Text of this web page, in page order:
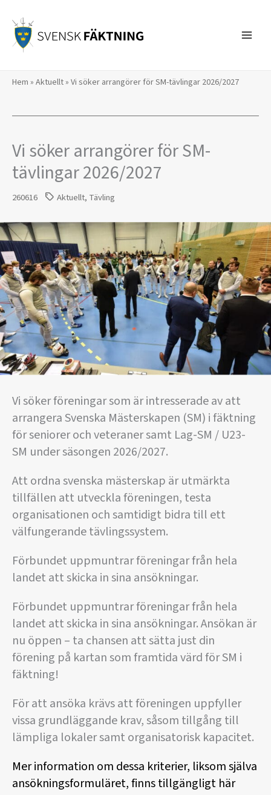
innehåll
Hem » Aktuellt» Vi söker arrangörer för SM-tävlingar 2026/2027
Vi söker arrangörer för SM-
tävlingar 2026/2027
260616 Aktuellt, Tävling
Vi söker föreningar som är intresserade av att
arrangera Svenska Mästerskapen (SM) i fäktning
för seniorer och veteraner samt Lag-SM / U23-
SM under säsongen 2026/2027.
Att ordna svenska mästerskap är utmärkta
tillfällen att utveckla föreningen, testa
organisationen och samtidigt bidra till ett
välfungerande tävlingssystem.
Förbundet uppmuntrar föreningar från hela
landet att skicka in sina ansökningar.
Förbundet uppmuntrar föreningar från hela
landet att skicka in sina ansökningar. Ansökan är
nu öppen – ta chansen att sätta just din
förening på kartan som framtida värd för SM i
fäktning!
För att ansöka krävs att föreningen uppfyller
vissa grundläggande krav, såsom tillgång till
lämpliga lokaler samt organisatorisk kapacitet.
Mer information om dessa kriterier, liksom själva
ansökningsformuläret, finns tillgängligt här